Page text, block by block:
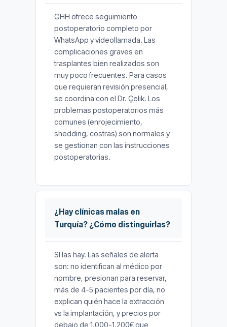
GHH ofrece seguimiento
postoperatorio completo por
WhatsApp y videollamada. Las
complicaciones graves en
trasplantes bien realizados son
muy poco frecuentes. Para casos
que requieran revisión presencial,
se coordina con el Dr. Çelik. Los
problemas postoperatorios más
comunes (enrojecimiento,
shedding, costras) son normales y
se gestionan con las instrucciones
postoperatorias.
¿Hay clínicas malas en
Turquía? ¿Cómo distinguirlas?
Sí las hay. Las señales de alerta
son: no identifican al médico por
nombre, presionan para reservar,
más de 4-5 pacientes por día, no
explican quién hace la extracción
vs la implantación, y precios por
debajo de 1.000-1.200€ que